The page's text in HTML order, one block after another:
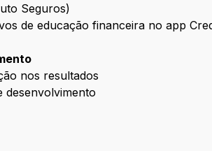
Seguros)
de educação financeira no app
nos resultados
desenvolvimento